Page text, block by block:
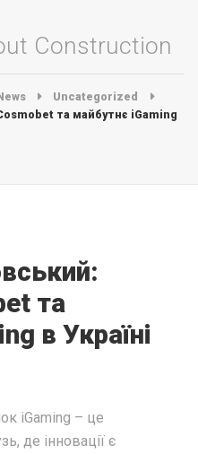
Construction
Uncategorized
та майбутнє iGaming
та
в Україні
iGaming – це
де інновації є